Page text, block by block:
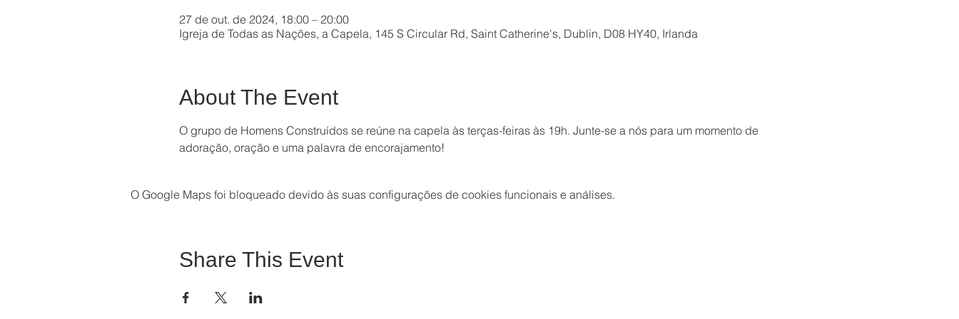
27 de out. de 2024, 18:00 – 20:00
Igreja de Todas as Nações, a Capela, 145 S Circular Rd, Saint Catherine's, Dublin, D08 HY40, Irlanda
About The Event
O grupo de Homens Construídos se reúne na capela às terças-feiras às 19h. Junte-se a nós para um momento de
adoração, oração e uma palavra de encorajamento!
O Google Maps foi bloqueado devido às suas configurações de cookies funcionais e análises.
Share This Event